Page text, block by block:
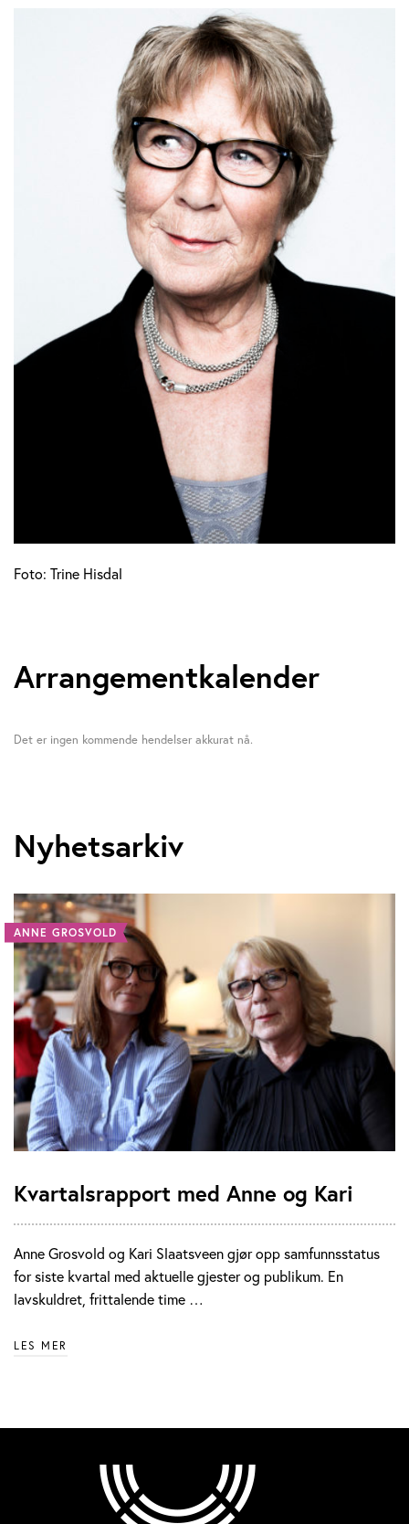
Foto: Trine Hisdal
Arrangementkalender
Det er ingen kommende hendelser akkurat nå.
Nyhetsarkiv
ANNE GROSVOLD
Kvartalsrapport med Anne og Kari
Anne Grosvold og Kari Slaatsveen gjør opp samfunnsstatus
for siste kvartal med aktuelle gjester og publikum. En
lavskuldret, frittalende time …
LES MER